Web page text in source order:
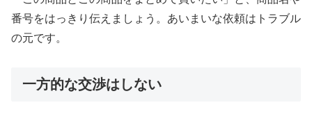
番号をはっきり伝えましょう。あいまいな依頼はトラブル
の元です。
一方的な交渉はしない